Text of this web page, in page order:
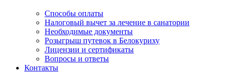
Способы оплаты
Налоговый вычет за лечение в санатории
Необходимые документы
Розыгрыш путевок в Белокуриху
Лицензии и сертификаты
Вопросы и ответы
Контакты